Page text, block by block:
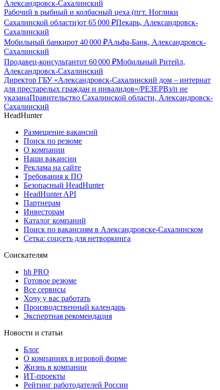
Александровск-Сахалинский
Рабочий в рыбный и колбасный цеха (пгт. Ноглики
Сахалинской области)от 65 000 ₽Пекарь, Александровск-
Сахалинский
Мобильный банкирот 40 000 ₽Альфа-Банк, Александровск-
Сахалинский
Продавец-консультантот 60 000 ₽Мобильный Ритейл,
Александровск-Сахалинский
Директор ГБУ «Александровск-Сахалинский дом – интернат
для престарелых граждан и инвалидов»/РЕЗЕРВз/п не
указанаПравительство Сахалинской области, Александровск-
Сахалинский
HeadHunter
Размещение вакансий
Поиск по резюме
О компании
Наши вакансии
Реклама на сайте
Требования к ПО
Безопасный HeadHunter
HeadHunter API
Партнерам
Инвесторам
Каталог компаний
Поиск по вакансиям в Александровске-Сахалинском
Сетка: соцсеть для нетворкинга
Соискателям
hh PRO
Готовое резюме
Все сервисы
Хочу у вас работать
Производственный календарь
Экспертная рекомендация
Новости и статьи
Блог
О компаниях в игровой форме
Жизнь в компании
ИТ-проекты
Рейтинг работодателей России